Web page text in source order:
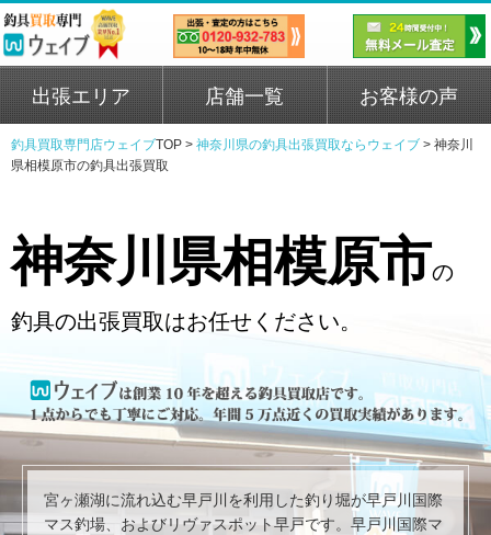
出張エリア 店舗一覧 お客様の声
釣具買取専門店ウェイブTOP > 神奈川県の釣具出張買取ならウェイブ > 神奈川
県相模原市の釣具出張買取
神奈川県相模原市の
釣具の出張買取はお任せください。
宮ヶ瀬湖に流れ込む早戸川を利用した釣り堀が早戸川国際
マス釣場、およびリヴァスポット早戸です。早戸川国際マ